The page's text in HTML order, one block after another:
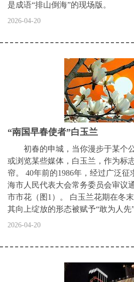
是成语“排山倒海”的现场版。
2026-04-20
“南国早春使者”白玉兰
初春的申城，当你漫步于某个
或浏览某些媒体，白玉兰，作为标
帘。 40年前的1986年，经过广泛征
海市人民代表大会常务委员会审议
市市花（图1）。 白玉兰花期在冬
其向上绽放的形态被赋予“敢为人先
2026-04-20